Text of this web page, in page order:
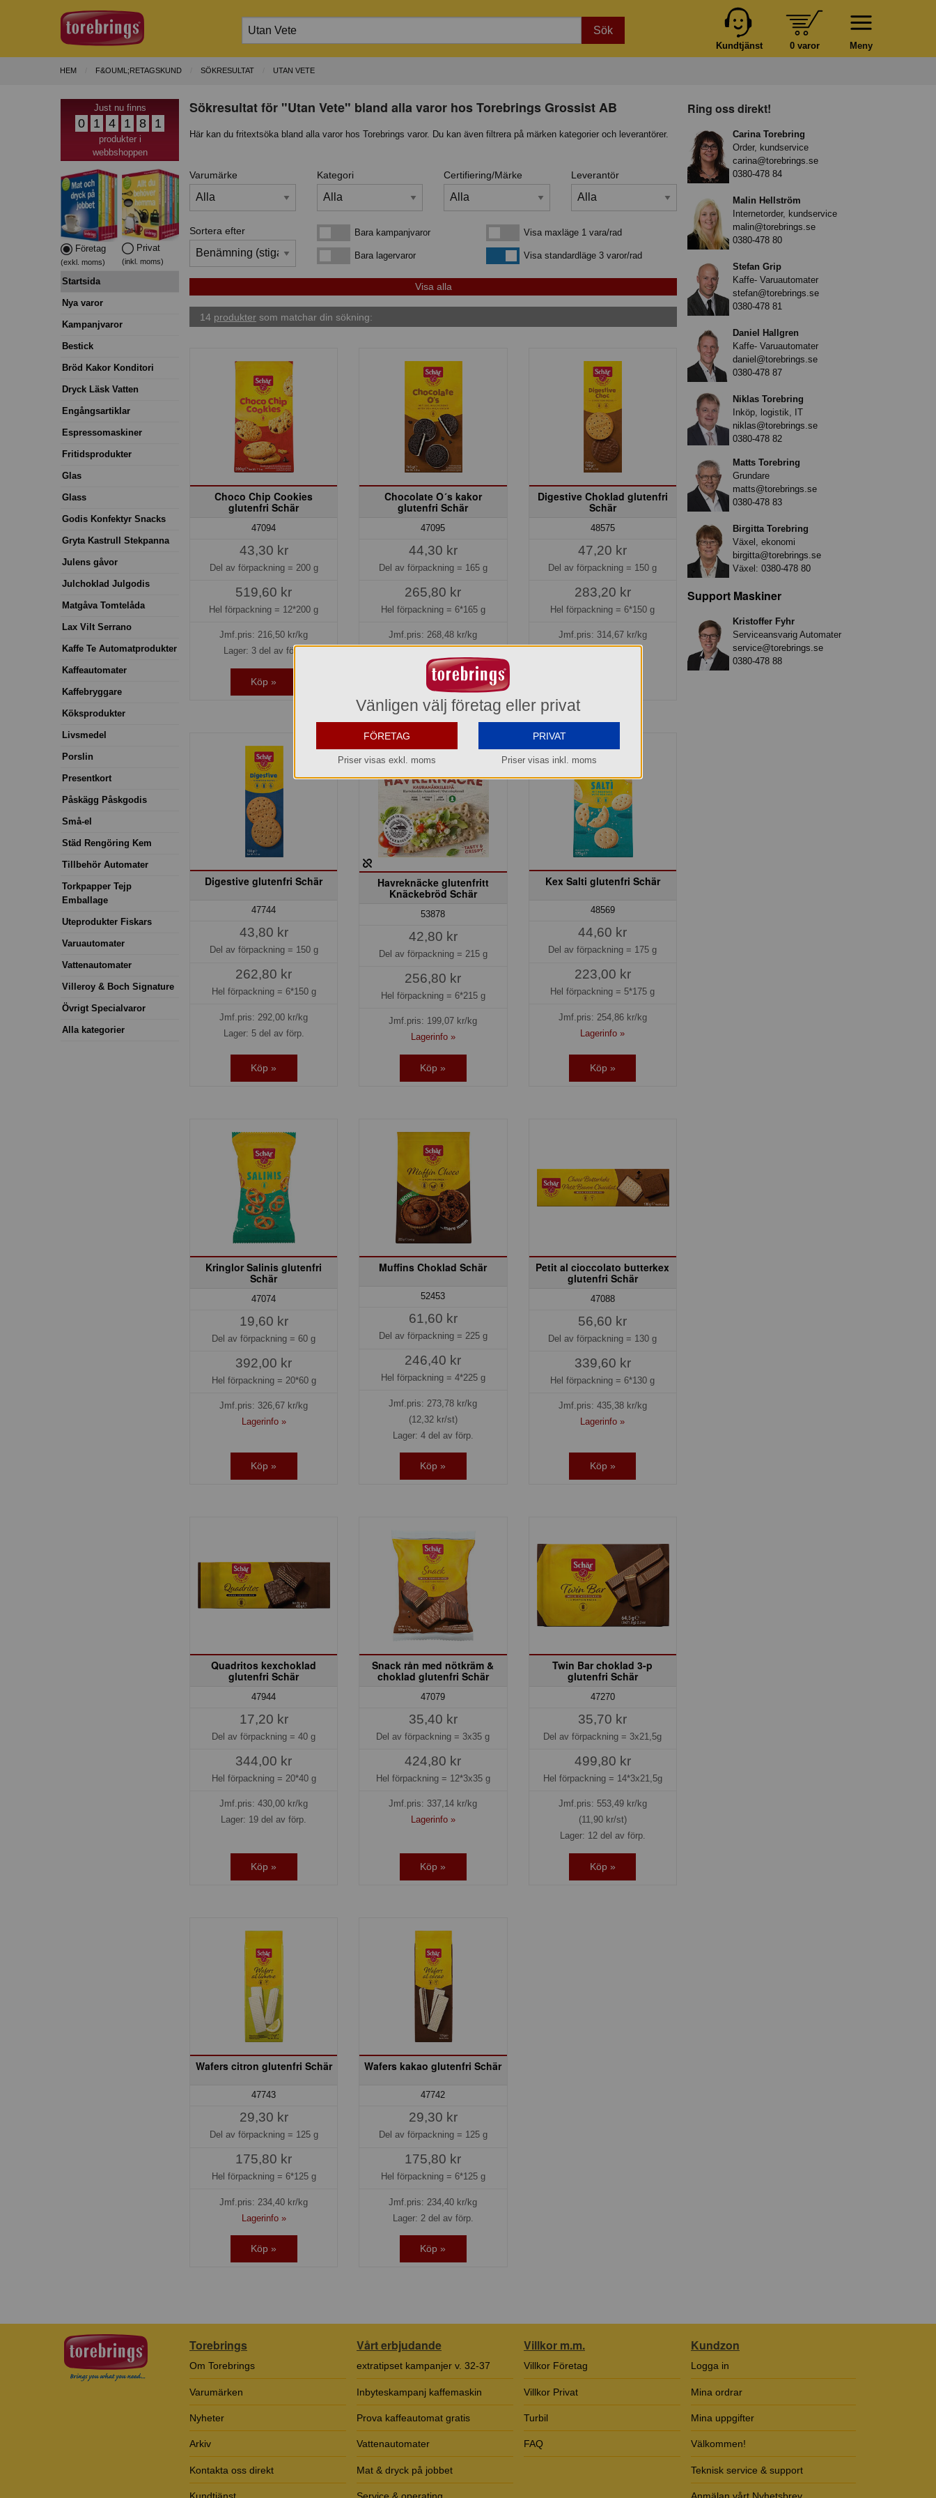
Sök
Meny
0 varor
Kundtjänst
HEM F&OUML;RETAGSKUND SÖKRESULTAT UTAN VETE
Just nu finns
0 1 4 1 8 1
produkter i
webbshoppen
Företag
(exkl. moms)
Privat
(inkl. moms)
Startsida
Nya varor
Kampanjvaror
Bestick
Bröd Kakor Konditori
Dryck Läsk Vatten
Engångsartiklar
Espressomaskiner
Fritidsprodukter
Glas
Glass
Godis Konfektyr Snacks
Gryta Kastrull Stekpanna
Julens gåvor
Julchoklad Julgodis
Matgåva Tomtelåda
Lax Vilt Serrano
Kaffe Te Automatprodukter
Kaffeautomater
Kaffebryggare
Köksprodukter
Livsmedel
Porslin
Presentkort
Påskägg Påskgodis
Små-el
Städ Rengöring Kem
Tillbehör Automater
Torkpapper Tejp
Emballage
Uteprodukter Fiskars
Varuautomater
Vattenautomater
Villeroy & Boch Signature
Övrigt Specialvaror
Alla kategorier
Sökresultat för "Utan Vete" bland alla varor hos Torebrings Grossist AB
Här kan du fritextsöka bland alla varor hos Torebrings varor. Du kan även filtrera på märken kategorier och leverantörer.
Varumärke Kategori Certifiering/Märke Leverantör
Sortera efter Bara kampanjvarorBara kampanjvaror
Bara lagervarorBara lagervaror
Visa maxläge 1 vara/rad
Visa maxläge 1 vara/rad
Visa standardlägeVisa standardläge 3 varor/rad
14 produkter som matchar din sökning:
Choco Chip Cookies
glutenfri Schär
47094
43,30 kr
Del av förpackning = 200 g
519,60 kr
Hel förpackning = 12*200 g
Jmf.pris:216,50 kr/kg
Lager: 3 del av förp.
Köp »
Chocolate O´s kakor
glutenfri Schär
47095
44,30 kr
Del av förpackning = 165 g
265,80 kr
Hel förpackning = 6*165 g
Jmf.pris:268,48 kr/kg
Köp »
Digestive Choklad glutenfri
Schär
48575
47,20 kr
Del av förpackning = 150 g
283,20 kr
Hel förpackning =6*150 g
Jmf.pris: 314,67kr/kg
Lager: 2 del av förp.
Digestive glutenfri Schär
47744
43,80 kr
Del av förpackning = 150 g
262,80 kr
Hel förpackning = 6*150 g
Jmf.pris: 292,00 kr/kg
Lager: 5 del av förp.
Köp »
Havreknäcke glutenfritt
Knäckebröd Schär
53878
42,80 kr
Del av förpackning = 215 g
256,80 kr
Hel förpackning = 6*215 g
Jmf.pris: 199,07 kr/kg
Lagerinfo »
Köp »
Kex Salti glutenfri Schär
48569
44,60 kr
Del av förpackning = 175 g
223,00 kr
Hel förpackning = 5*175 g
Jmf.pris: 254,86kr/kg
Lagerinfo »
Köp »
Kringlor Salinis glutenfri
Schär
47074
19,60 kr
Del av förpackning =60 g
392,00 kr
Hel förpackning = 20*60 g
Jmf.pris: 326,67 kr/kg
Lagerinfo »
Köp »
Muffins Choklad Schär
52453
61,60 kr
Del av förpackning = 225 g
246,40 kr
Hel förpackning = 4*225 g
Jmf.pris: 273,78 kr/kg
(12,32 kr/st)
Lager: 4 del av förp.
Köp »
Petit al cioccolato butterkex
glutenfri Schär
47088
56,60 kr
Del av förpackning = 130 g
339,60 kr
Hel förpackning =6*130 g
Jmf.pris: 435,38kr/kg
Lagerinfo »
Köp »
Quadritos kexchoklad
glutenfri Schär
47944
17,20 kr
Del av förpackning =40 g
344,00 kr
Hel förpackning = 20*40 g
Jmf.pris:430,00 kr/kg
Lager: 19 del av förp.
Köp »
Snack rån med nötkräm &
choklad glutenfri Schär
47079
35,40 kr
Del av förpackning = 3x35 g
424,80 kr
Hel förpackning = 12*3x35 g
Jmf.pris: 337,14 kr/kg
Lagerinfo »
Köp »
Twin Bar choklad 3-p
glutenfri Schär
47270
35,70 kr
Del av förpackning = 3x21,5g
499,80 kr
Hel förpackning = 14*3x21,5g
Jmf.pris: 553,49kr/kg
(11,90 kr/st)
Lager: 12 del av förp.
Köp »
Wafers citron glutenfri Schär
47743
29,30 kr
Del av förpackning = 125 g
175,80 kr
Hel förpackning = 6*125 g
Jmf.pris: 234,40 kr/kg
Lagerinfo »
Köp »
Wafers kakao glutenfri Schär
47742
29,30 kr
Del av förpackning = 125 g
175,80 kr
Hel förpackning = 6*125 g
Jmf.pris: 234,40 kr/kg
Lager: 2 del av förp.
Köp »
Ring oss direkt!
Carina Torebring
Order, kundservice
carina@torebrings.se
0380-478 84
Malin Hellström
Internetorder, kundservice
malin@torebrings.se
0380-478 80
Stefan Grip
Kaffe- Varuautomater
stefan@torebrings.se
0380-478 81
Daniel Hallgren
Kaffe- Varuautomater
daniel@torebrings.se
0380-478 87
Niklas Torebring
Inköp, logistik, IT
niklas@torebrings.se
0380-478 82
Matts Torebring
Grundare
matts@torebrings.se
0380-478 83
Birgitta Torebring
Växel, ekonomi
birgitta@torebrings.se
Växel: 0380-478 80
Support Maskiner
Kristoffer Fyhr
Serviceansvarig Automater
service@torebrings.se
0380-478 88
Torebrings
Om Torebrings
Varumärken
Nyheter
Arkiv
Kontakta oss direkt
Vårt erbjudande
extratipset kampanjer v. 32-37
Inbyteskampanj kaffemaskin
Prova kaffeautomat gratis
Vattenautomater
Mat & dryck på jobbet
Villkor m.m.
Villkor Företag
Villkor Privat
Turbil
FAQ
Kundzon
Logga in
Mina ordrar
Mina uppgifter
Välkommen!
Teknisk service & support
Vänligen välj företag eller privat
FÖRETAG
Priser visas exkl. moms
PRIVAT
Priser visas inkl. moms